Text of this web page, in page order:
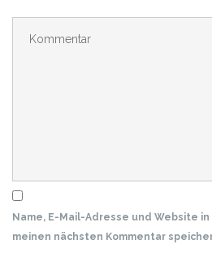
Name, E-Mail-Adresse und Website
meinen nächsten Kommentar